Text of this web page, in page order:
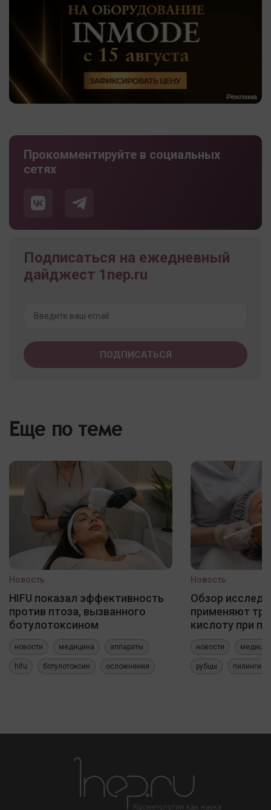
Прокомментируйте в социальных
сетях
Подписаться на ежедневный
дайджест 1nep.ru
Еще по теме
Новость
HIFU показал эффективность
против птоза, вызванного
ботулотоксином
новости медицина аппараты
hifu ботулотоксин осложнения
Новость
Обзор
применяют
кислоту при
новости
рубцы пилинги